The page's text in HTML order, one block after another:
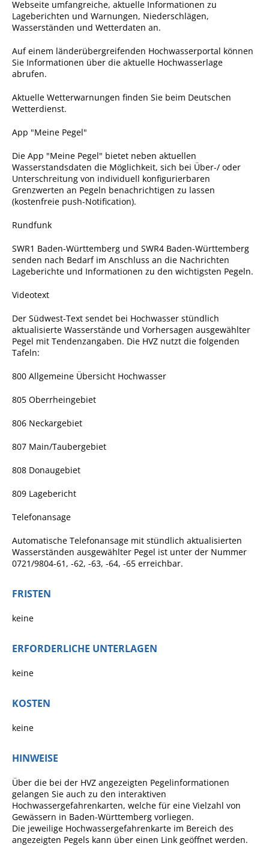
Ausschreibungen
Ortsrecht
Standesamtliche
Onlinezugangsgesetz
ERLEBEN
Steillagen/Weinberge
Natur Umwelt Klima
RADKultur in
Gemmrigheim
Kinder und Jugendliche
Projekt Summendes
Gemmrigheim
Paten für Baum- und
Gemmrigheimer
Dorfflohmarkt
Fan-Shop
Webseite umfangreiche, aktuelle Informationen zu
Lageberichten und Warnungen, Niederschlägen,
Wasserständen und Wetterdaten an.
Auf einem länderübergreifenden Hochwasserportal können
Sie Informationen über die aktuelle Hochwasserlage
abrufen.
Aktuelle Wetterwarnungen finden Sie beim Deutschen
Wetterdienst.
App "Meine Pegel"
Die App "Meine Pegel" bietet neben aktuellen
Wasserstandsdaten die Möglichkeit, sich bei Über-/ oder
Unterschreitung von individuell konfigurierbaren
Grenzwerten an Pegeln benachrichtigen zu lassen
(kostenfreie push-Notification).
Rundfunk
SWR1 Baden-Württemberg und SWR4 Baden-Württemberg
senden nach Bedarf im Anschluss an die Nachrichten
Lageberichte und Informationen zu den wichtigsten Pegeln.
Videotext
Der Südwest-Text sendet bei Hochwasser stündlich
aktualisierte Wasserstände und Vorhersagen ausgewählter
Pegel mit Tendenzangaben. Die HVZ nutzt die folgenden
Tafeln:
800 Allgemeine Übersicht Hochwasser
805 Oberrheingebiet
806 Neckargebiet
807 Main/Taubergebiet
808 Donaugebiet
809 Lagebericht
Telefonansage
Automatische Telefonansage mit stündlich aktualisierten
Wasserständen ausgewählter Pegel ist unter der Nummer
0721/9804-61, -62, -63, -64, -65 erreichbar.
FRISTEN
keine
ERFORDERLICHE UNTERLAGEN
keine
KOSTEN
keine
HINWEISE
Über die bei der HVZ angezeigten Pegelinformationen
gelangen Sie auch zu den interaktiven
Hochwassergefahrenkarten, welche für eine Vielzahl von
Gewässern in Baden-Württemberg vorliegen.
Die jeweilige Hochwassergefahrenkarte im Bereich des
angezeigten Pegels kann über einen Link geöffnet werden.